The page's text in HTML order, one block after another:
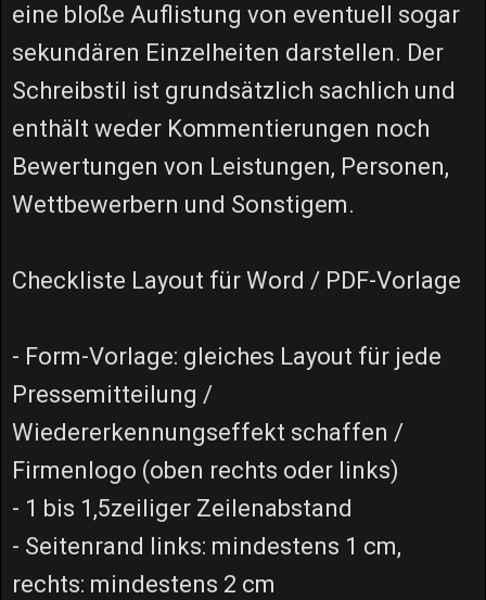
eine bloße Auflistung von eventuell sogar
sekundären Einzelheiten darstellen. Der
Schreibstil ist grundsätzlich sachlich und
enthält weder Kommentierungen noch
Bewertungen von Leistungen, Personen,
Wettbewerbern und Sonstigem.
Checkliste Layout für Word / PDF-Vorlage
- Form-Vorlage: gleiches Layout für jede
Pressemitteilung /
Wiedererkennungseffekt schaffen /
Firmenlogo (oben rechts oder links)
- 1 bis 1,5zeiliger Zeilenabstand
- Seitenrand links: mindestens 1 cm,
rechts: mindestens 2 cm